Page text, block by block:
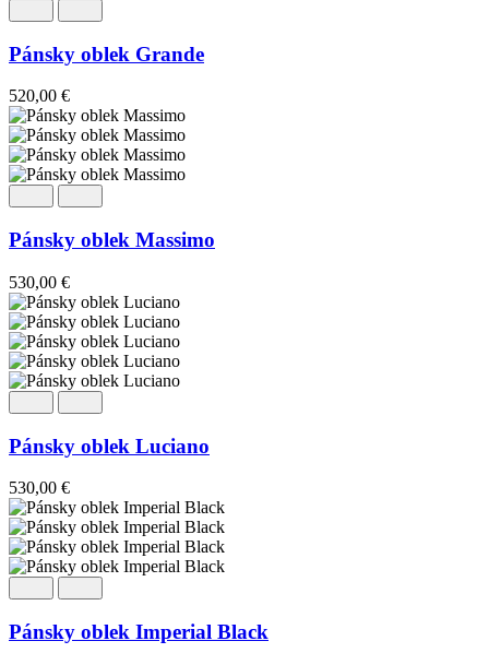
Pánsky oblek Grande
520,00 €
Pánsky oblek Massimo
530,00 €
Pánsky oblek Luciano
530,00 €
Pánsky oblek Imperial Black